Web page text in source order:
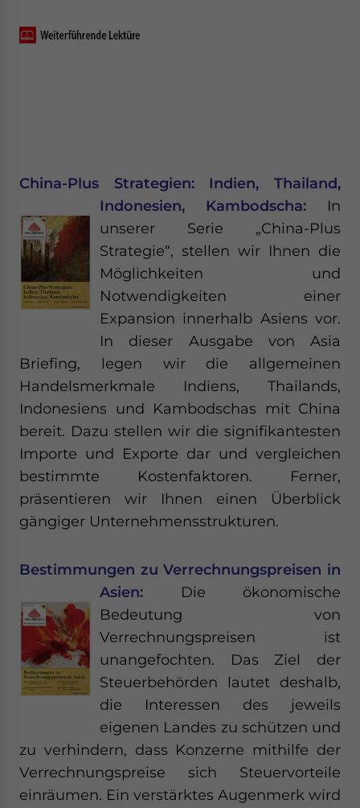
China-Plus Strategien: Indien, Thailand,
Indonesien, Kambodscha: In
unserer Serie „China-Plus
Strategie“, stellen wir Ihnen die
Möglichkeiten und
Notwendigkeiten einer
Expansion innerhalb Asiens vor.
In dieser Ausgabe von Asia
Briefing, legen wir die allgemeinen
Handelsmerkmale Indiens, Thailands,
Indonesiens und Kambodschas mit China
bereit. Dazu stellen wir die signifikantesten
Importe und Exporte dar und vergleichen
bestimmte Kostenfaktoren. Ferner,
präsentieren wir Ihnen einen Überblick
gängiger Unternehmensstrukturen.
Bestimmungen zu Verrechnungspreisen in
Asien:
Die ökonomische
Bedeutung von
Verrechnungspreisen ist
unangefochten. Das Ziel der
Steuerbehörden lautet deshalb,
die Interessen des jeweils
eigenen Landes zu schützen und
zu verhindern, dass Konzerne mithilfe der
Verrechnungspreise sich Steuervorteile
einräumen. Ein verstärktes Augenmerk wird